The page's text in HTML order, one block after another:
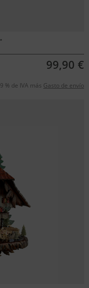
99,90 €
% de IVA más Gasto de envío